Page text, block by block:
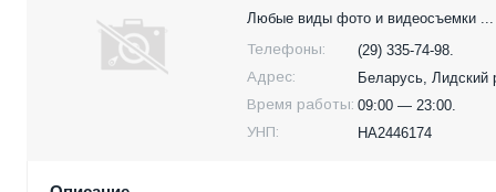
Любые виды фото и видеосъемки ...
Телефоны:
(29) 335-74-98.
Адрес:
Беларусь, Лидский
Время работы: 09:00 — 23:00.
УНП:
HA2446174